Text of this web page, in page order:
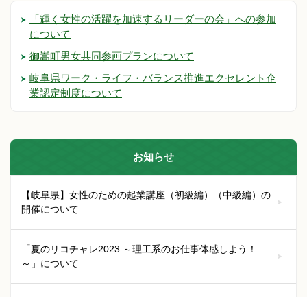
「輝く女性の活躍を加速するリーダーの会」への参加
について
御嵩町男女共同参画プランについて
岐阜県ワーク・ライフ・バランス推進エクセレント企
業認定制度について
お知らせ
【岐阜県】女性のための起業講座（初級編）（中級編）の
開催について
「夏のリコチャレ2023 ～理工系のお仕事体感しよう！
～」について